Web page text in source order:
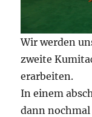
Wir werden
zweite
erarbeiten.
In einem
dann